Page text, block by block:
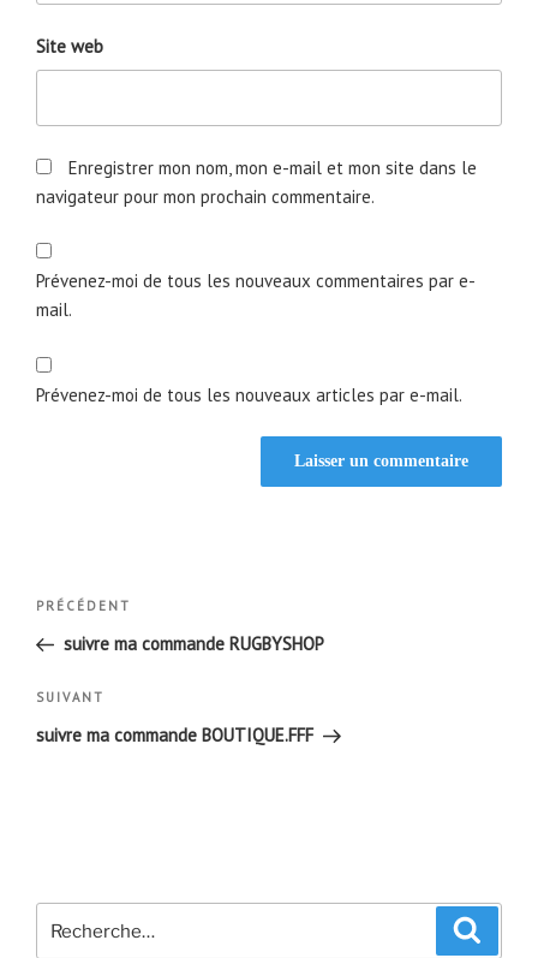
Site web
Enregistrer mon nom, mon e-mail et mon site dans le
navigateur pour mon prochain commentaire.
Prévenez-moi de tous les nouveaux commentaires par e-
mail.
Prévenez-moi de tous les nouveaux articles par e-mail.
Navigation
l’article
Article
précédent
PRÉCÉDENT
suivre ma commande RUGBYSHOP
Article
suivant
SUIVANT
suivre ma commande BOUTIQUE.FFF
pour